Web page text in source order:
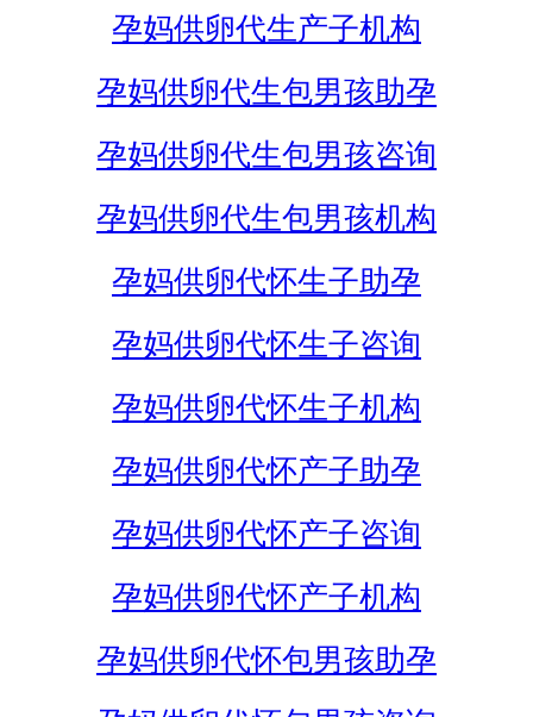
孕妈供卵代生产子机构
孕妈供卵代生包男孩助孕
孕妈供卵代生包男孩咨询
孕妈供卵代生包男孩机构
孕妈供卵代怀生子助孕
孕妈供卵代怀生子咨询
孕妈供卵代怀生子机构
孕妈供卵代怀产子助孕
孕妈供卵代怀产子咨询
孕妈供卵代怀产子机构
孕妈供卵代怀包男孩助孕